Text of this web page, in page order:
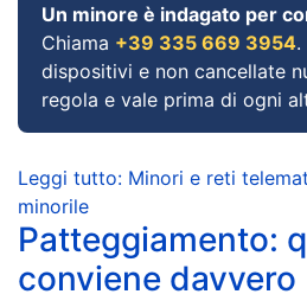
Un minore è indagato per
Chiama +39 335 669 3954.
dispositivi e non cancellate
regola e vale prima di ogni
Leggi tutto: Minori e reti
minorile
Patteggiamento:
conviene davvero